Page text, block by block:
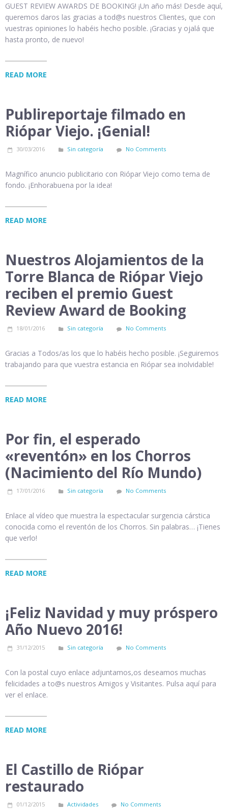
GUEST REVIEW AWARDS DE BOOKING! ¡Un año más! Desde aquí,
queremos daros las gracias a tod@s nuestros Clientes, que con
vuestras opiniones lo habéis hecho posible. ¡Gracias y ojalá que
hasta pronto, de nuevo!
READ MORE
Publireportaje filmado en
Riópar Viejo. ¡Genial!
30/03/2016 Sin categoría No Comments
Magnífico anuncio publicitario con Riópar Viejo como tema de
fondo. ¡Enhorabuena por la idea!
READ MORE
Nuestros Alojamientos de la
Torre Blanca de Riópar Viejo
reciben el premio Guest
Review Award de Booking
18/01/2016 Sin categoría No Comments
Gracias a Todos/as los que lo habéis hecho posible. ¡Seguiremos
trabajando para que vuestra estancia en Riópar sea inolvidable!
READ MORE
Por fin, el esperado
«reventón» en los Chorros
(Nacimiento del Río Mundo)
17/01/2016 Sin categoría No Comments
Enlace al vídeo que muestra la espectacular surgencia cárstica
conocida como el reventón de los Chorros. Sin palabras… ¡Tienes
que verlo!
READ MORE
¡Feliz Navidad y muy próspero
Año Nuevo 2016!
31/12/2015 Sin categoría No Comments
Con la postal cuyo enlace adjuntamos,os deseamos muchas
felicidades a to@s nuestros Amigos y Visitantes. Pulsa aquí para
ver el enlace.
READ MORE
El Castillo de Riópar
restaurado
01/12/2015 Actividades No Comments